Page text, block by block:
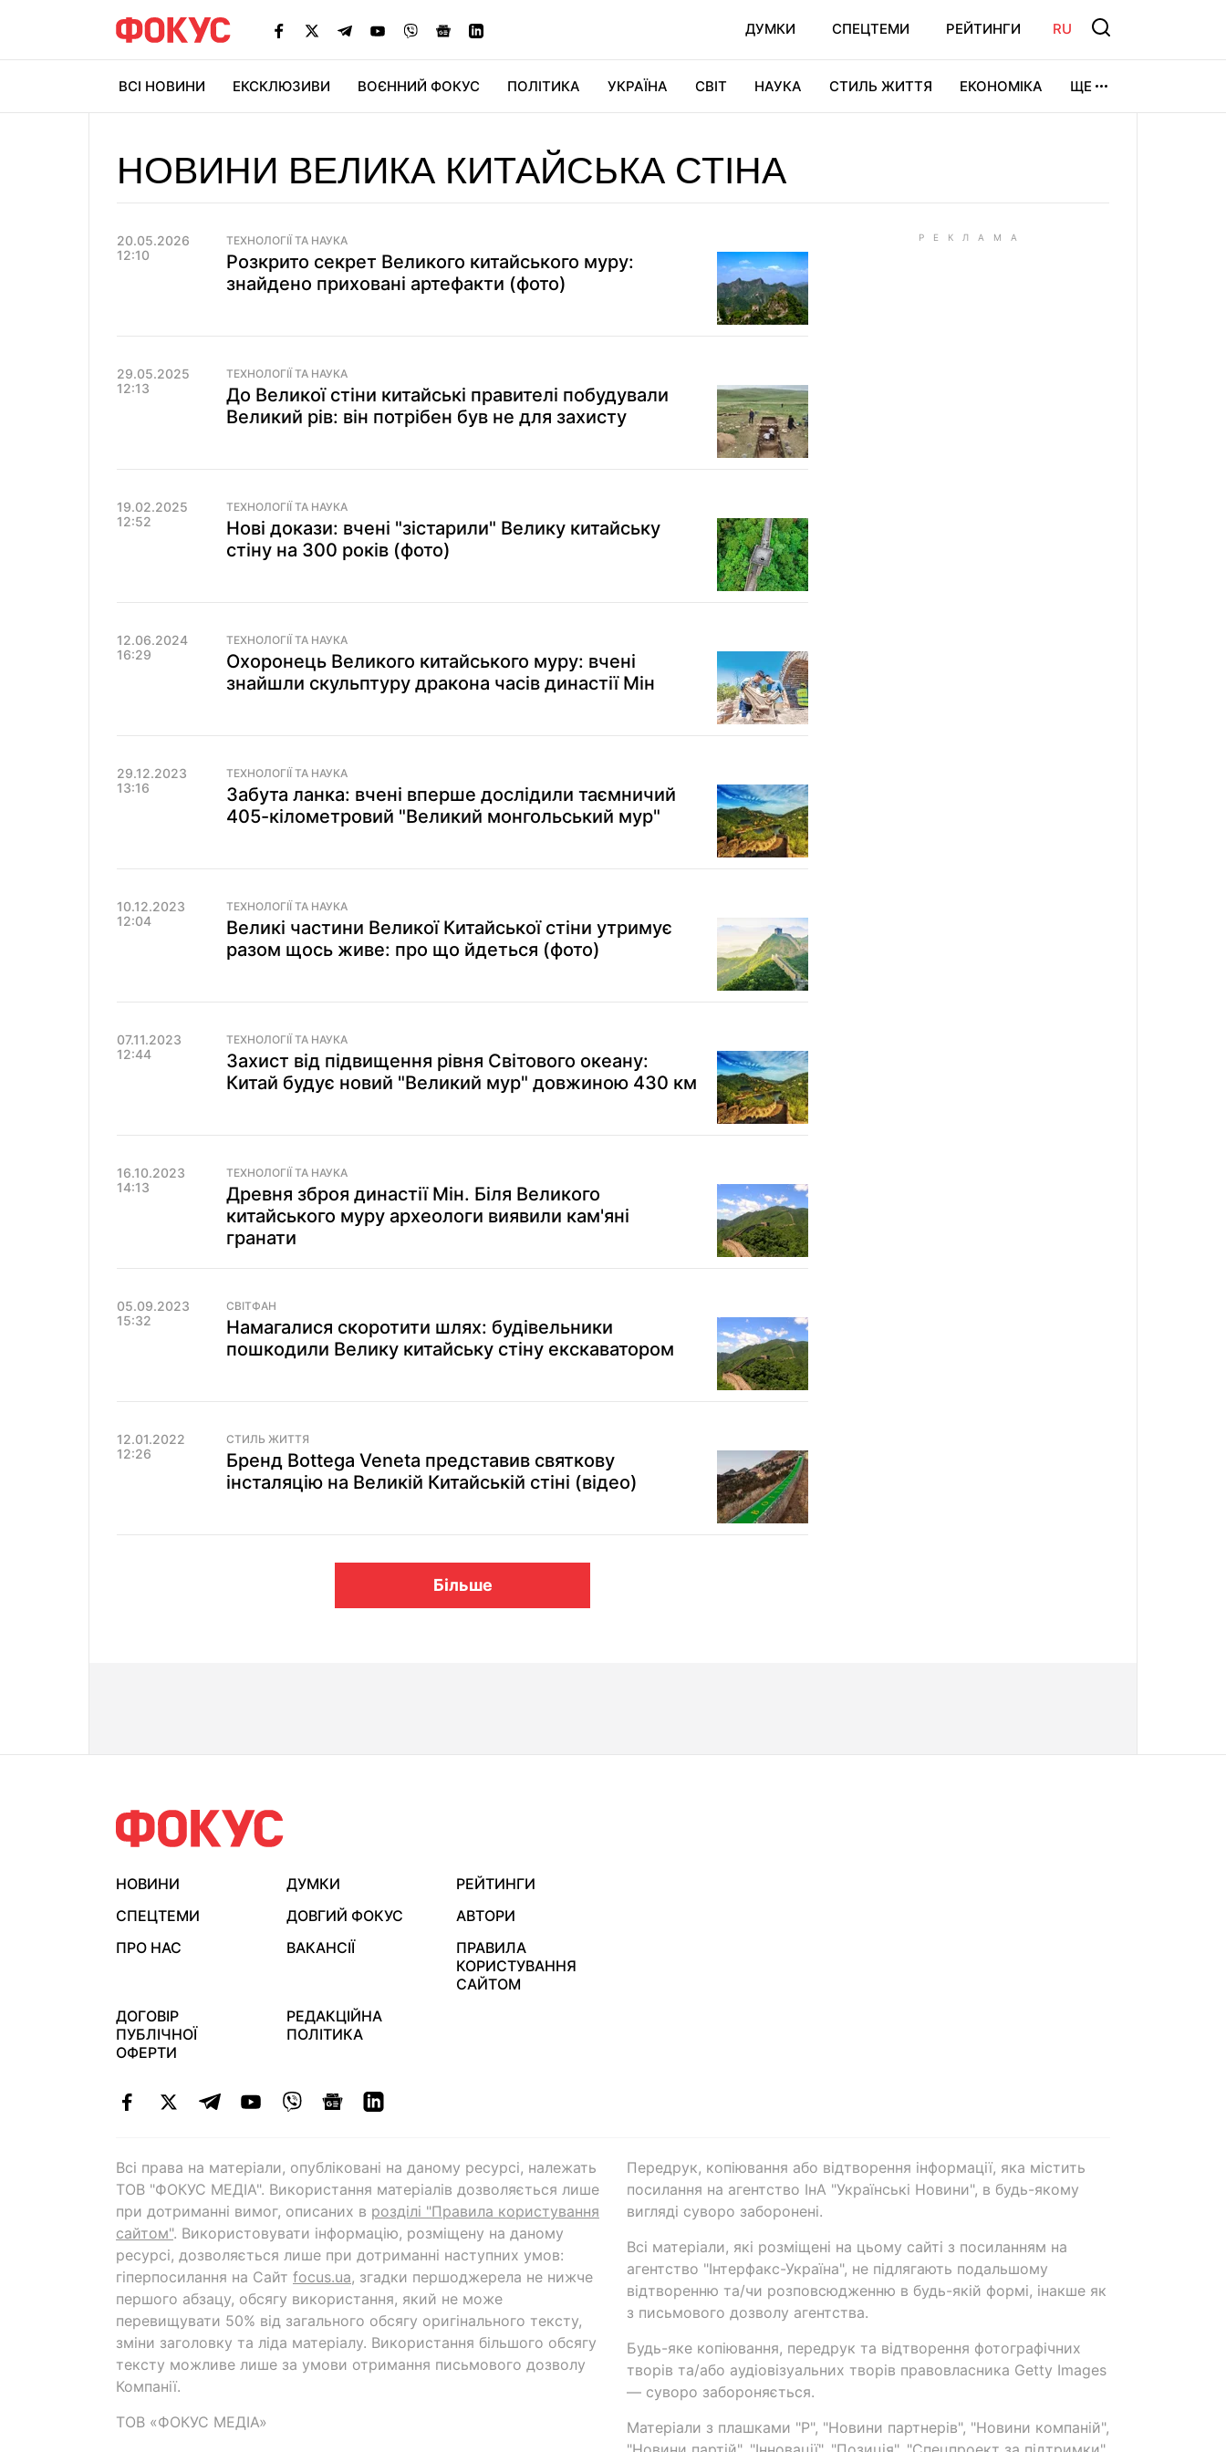
ДУМКИ СПЕЦТЕМИ РЕЙТИНГИ RU
ВСІ НОВИНИ ЕКСКЛЮЗИВИ ВОЄННИЙ ФОКУС ПОЛІТИКА УКРАЇНА СВІТ НАУКА СТИЛЬ ЖИТТЯ ЕКОНОМІКА ЩЕ
НОВИНИ ВЕЛИКА КИТАЙСЬКА СТІНА
20.05.2026
12:10
ТЕХНОЛОГІЇ ТА НАУКА
Розкрито секрет Великого китайського муру:
знайдено приховані артефакти (фото)
29.05.2025
12:13
ТЕХНОЛОГІЇ ТА НАУКА
До Великої стіни китайські правителі побудували
Великий рів: він потрібен був не для захисту
19.02.2025
12:52
ТЕХНОЛОГІЇ ТА НАУКА
Нові докази: вчені "зістарили" Велику китайську
стіну на 300 років (фото)
12.06.2024
16:29
ТЕХНОЛОГІЇ ТА НАУКА
Охоронець Великого китайського муру: вчені
знайшли скульптуру дракона часів династії Мін
29.12.2023
13:16
ТЕХНОЛОГІЇ ТА НАУКА
Забута ланка: вчені вперше дослідили таємничий
405-кілометровий "Великий монгольський мур"
10.12.2023
12:04
ТЕХНОЛОГІЇ ТА НАУКА
Великі частини Великої Китайської стіни утримує
разом щось живе: про що йдеться (фото)
07.11.2023
12:44
ТЕХНОЛОГІЇ ТА НАУКА
Захист від підвищення рівня Світового океану:
Китай будує новий "Великий мур" довжиною 430 км
16.10.2023
14:13
ТЕХНОЛОГІЇ ТА НАУКА
Древня зброя династії Мін. Біля Великого
китайського муру археологи виявили кам'яні
гранати
05.09.2023
15:32
СВІТФАН
Намагалися скоротити шлях: будівельники
пошкодили Велику китайську стіну екскаватором
12.01.2022
12:26
СТИЛЬ ЖИТТЯ
Бренд Bottega Veneta представив святкову
інсталяцію на Великій Китайській стіні (відео)
Більше
НОВИНИ ДУМКИ
РЕЙТИНГИ
СПЕЦТЕМИ
ДОВГИЙ ФОКУС
АВТОРИ
ПРО НАС
ВАКАНСІЇ
ПРАВИЛА
КОРИСТУВАННЯ
САЙТОМ
ДОГОВІР
ПУБЛІЧНОЇ
ОФЕРТИ
РЕДАКЦІЙНА
ПОЛІТИКА
Всі права на матеріали, опубліковані на даному ресурсі, належать
ТОВ "ФОКУС МЕДІА". Використання матеріалів дозволяється лише
при дотриманні вимог, описаних в розділі "Правила користування
сайтом". Використовувати інформацію, розміщену на даному
ресурсі, дозволяється лише при дотриманні наступних умов:
гіперпосилання на Cайт focus.ua, згадки першоджерела не нижче
першого абзацу, обсягу використання, який не може
перевищувати 50% від загального обсягу оригінального тексту,
зміни заголовку та ліда матеріалу. Використання більшого обсягу
тексту можливе лише за умови отримання письмового дозволу
Компанії.
ТОВ «ФОКУС МЕДІА»
Передрук, копіювання або відтворення інформації, яка містить
посилання на агентство ІнА "Українські Новини", в будь-якому
вигляді суворо заборонені.
Всі матеріали, які розміщені на цьому сайті з посиланням на
агентство "Інтерфакс-Україна", не підлягають подальшому
відтворенню та/чи розповсюдженню в будь-якій формі, інакше як
з письмового дозволу агентства.
Будь-яке копіювання, передрук та відтворення фотографічних
творів та/або аудіовізуальних творів правовласника Getty Images
— суворо забороняється.
Матеріали з плашками "Р", "Новини партнерів", "Новини компаній",